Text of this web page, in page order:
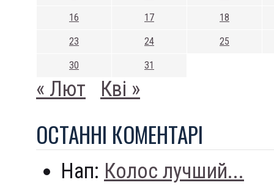
16 17 18
23 24 25
30 31
« Лют Кві »
ОСТАННI КОМЕНТАРI
Нап: Колос лучший...